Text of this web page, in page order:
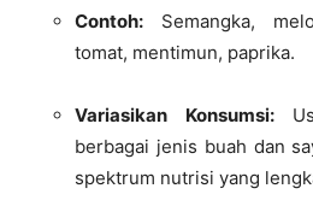
Contoh: Semangka,
tomat, mentimun, paprika.
Variasikan Konsumsi:
berbagai jenis buah dan
spektrum nutrisi yang